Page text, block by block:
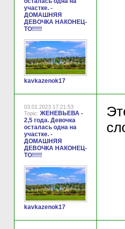
участке. -
ДОМАШНЯЯ
ДЕВОЧКА НАКОНЕЦ-
ТО!!!!!
kavkazenok17
03.01.2023 17:21:53
Topic: ЖЕНЕВЬЕВА -
2,5 года. Девочка
осталась одна на
участке. -
ДОМАШНЯЯ
ДЕВОЧКА НАКОНЕЦ-
ТО!!!!!
kavkazenok17